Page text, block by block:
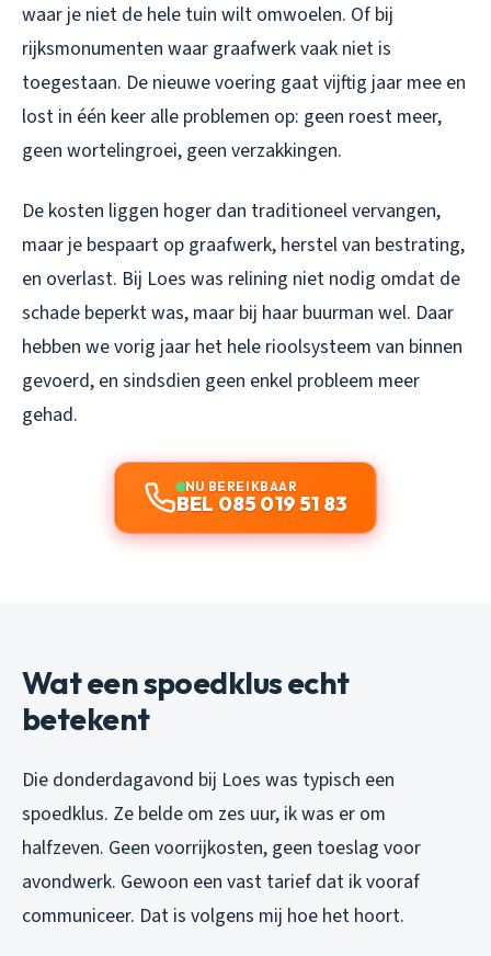
waar je niet de hele tuin wilt omwoelen. Of bij
rijksmonumenten waar graafwerk vaak niet is
toegestaan. De nieuwe voering gaat vijftig jaar mee en
lost in één keer alle problemen op: geen roest meer,
geen wortelingroei, geen verzakkingen.
De kosten liggen hoger dan traditioneel vervangen,
maar je bespaart op graafwerk, herstel van bestrating,
en overlast. Bij Loes was relining niet nodig omdat de
schade beperkt was, maar bij haar buurman wel. Daar
hebben we vorig jaar het hele rioolsysteem van binnen
gevoerd, en sindsdien geen enkel probleem meer
gehad.
NU BEREIKBAAR
BEL 085 019 51 83
Wat een spoedklus echt
betekent
Die donderdagavond bij Loes was typisch een
spoedklus. Ze belde om zes uur, ik was er om
halfzeven. Geen voorrijkosten, geen toeslag voor
avondwerk. Gewoon een vast tarief dat ik vooraf
communiceer. Dat is volgens mij hoe het hoort.